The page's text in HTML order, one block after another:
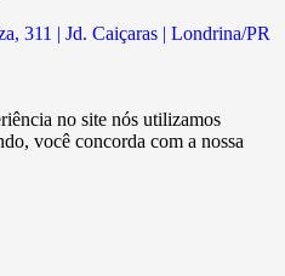
311 | Jd. Caiçaras | Londrina/PR
no site nós utilizamos
você concorda com a nossa